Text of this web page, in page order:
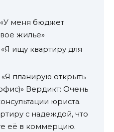
меня бюджет
жилье»
ищу квартиру для
планирую открыть
Вердикт: Очень
юриста.
с надеждой, что
её в коммерцию.